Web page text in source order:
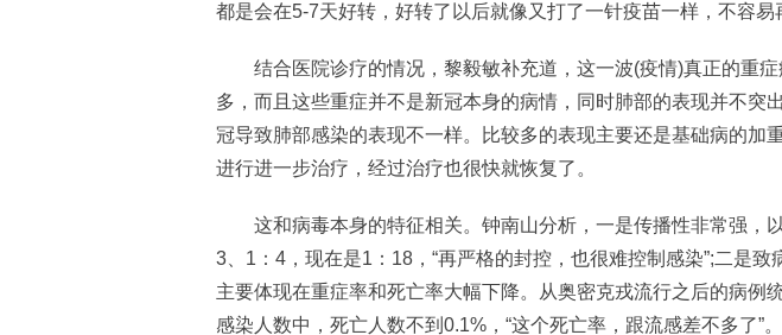
都是会在5-7天好转，好转了以后就像又打了一针疫苗一样，不容易
结合医院诊疗的情况，黎毅敏补充道，这一波(疫情)真正的重症
多，而且这些重症并不是新冠本身的病情，同时肺部的表现并不突
冠导致肺部感染的表现不一样。比较多的表现主要还是基础病的加
进行进一步治疗，经过治疗也很快就恢复了。
这和病毒本身的特征相关。钟南山分析，一是传播性非常强，以
3、1：4，现在是1：18，“再严格的封控，也很难控制感染”;二是致
主要体现在重症率和死亡率大幅下降。从奥密克戎流行之后的病例
感染人数中，死亡人数不到0.1%，“这个死亡率，跟流感差不多了”。